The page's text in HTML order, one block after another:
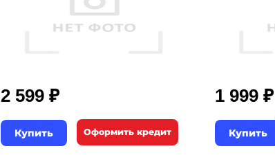
2 599 ₽
Купить Оформить кредит
1 999 ₽
Купить